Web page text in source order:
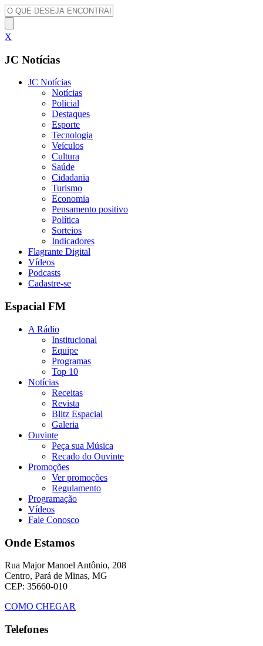
X
JC Notícias
JC Notícias
Notícias
Policial
Destaques
Esporte
Tecnologia
Veículos
Cultura
Saúde
Cidadania
Turismo
Economia
Pensamento positivo
Política
Sorteios
Indicadores
Flagrante Digital
Vídeos
Podcasts
Cadastre-se
Espacial FM
A Rádio
Institucional
Equipe
Programas
Top 10
Notícias
Receitas
Revista
Blitz Espacial
Galeria
Ouvinte
Peça sua Música
Recado do Ouvinte
Promoções
Ver promoções
Regulamento
Programação
Vídeos
Fale Conosco
Onde Estamos
Rua Major Manoel Antônio, 208
Centro, Pará de Minas, MG
CEP: 35660-010
COMO CHEGAR
Telefones